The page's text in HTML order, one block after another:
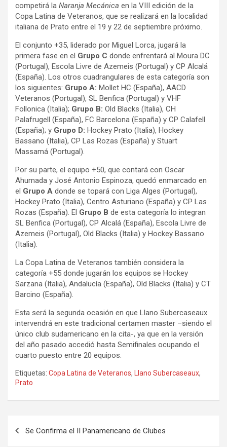
competirá la Naranja Mecánica en la VIII edición de la
Copa Latina de Veteranos, que se realizará en la localidad
italiana de Prato entre el 19 y 22 de septiembre próximo.
El conjunto +35, liderado por Miguel Lorca, jugará la
primera fase en el Grupo C donde enfrentará al Moura DC
(Portugal), Escola Livre de Azemeis (Portugal) y CP Alcalá
(España). Los otros cuadrangulares de esta categoría son
los siguientes: Grupo A: Mollet HC (España), AACD
Veteranos (Portugal), SL Benfica (Portugal) y VHF
Follonica (Italia); Grupo B: Old Blacks (Italia), CH
Palafrugell (España), FC Barcelona (España) y CP Calafell
(España); y Grupo D: Hockey Prato (Italia), Hockey
Bassano (Italia), CP Las Rozas (España) y Stuart
Massamá (Portugal).
Por su parte, el equipo +50, que contará con Oscar
Ahumada y José Antonio Espinoza, quedó enmarcado en
el Grupo A donde se topará con Liga Alges (Portugal),
Hockey Prato (Italia), Centro Asturiano (España) y CP Las
Rozas (España). El Grupo B de esta categoría lo integran
SL Benfica (Portugal), CP Alcalá (España), Escola Livre de
Azemeis (Portugal), Old Blacks (Italia) y Hockey Bassano
(Italia).
La Copa Latina de Veteranos también considera la
categoría +55 donde jugarán los equipos se Hockey
Sarzana (Italia), Andalucía (España), Old Blacks (Italia) y CT
Barcino (España).
Esta será la segunda ocasión en que Llano Subercaseaux
intervendrá en este tradicional certamen master –siendo el
único club sudamericano en la cita-, ya que en la versión
del año pasado accedió hasta Semifinales ocupando el
cuarto puesto entre 20 equipos.
Etiquetas: Copa Latina de Veteranos, Llano Subercaseaux,
Prato
Se Confirma el II Panamericano de Clubes